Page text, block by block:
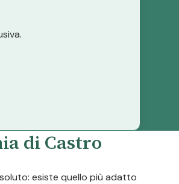
di Castro
esiste quello più adatto